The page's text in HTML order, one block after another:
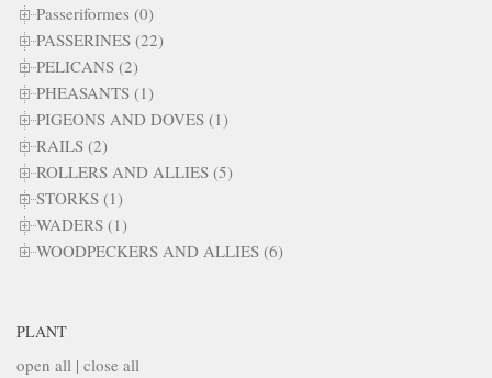
Passeriformes (0)
PASSERINES (22)
PELICANS (2)
PHEASANTS (1)
PIGEONS AND DOVES (1)
RAILS (2)
ROLLERS AND ALLIES (5)
STORKS (1)
WADERS (1)
WOODPECKERS AND ALLIES (6)
PLANT
open all | close all